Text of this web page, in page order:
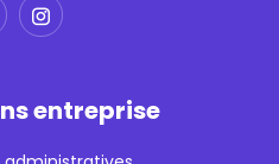
entreprise